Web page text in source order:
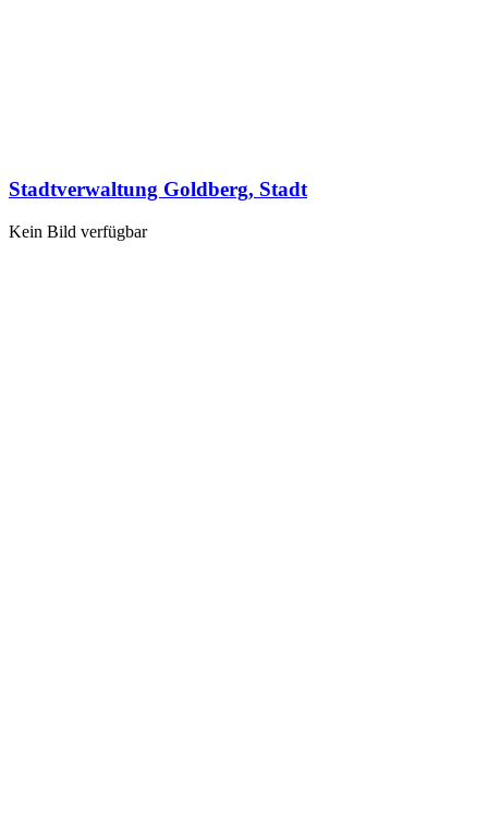
Stadtverwaltung Goldberg, Stadt
Kein Bild verfügbar